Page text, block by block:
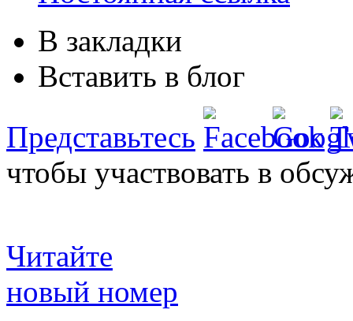
В закладки
Вставить в блог
Представьтесь
чтобы участвовать в
Читайте
новый номер